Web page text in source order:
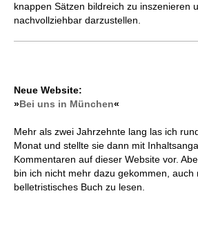
knappen Sätzen bildreich zu inszenieren
nachvollziehbar darzustellen.
Neue Website:
»Bei uns in München«
Mehr als zwei Jahrzehnte lang las ich
Monat und stellte sie dann mit
Kommentaren auf dieser Website vor.
bin ich nicht mehr dazu gekommen, auch
belletristisches Buch zu lesen.